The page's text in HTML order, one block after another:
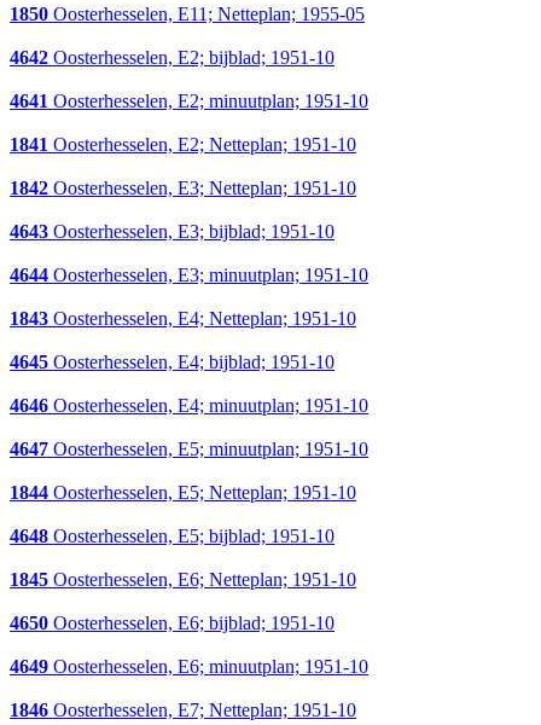
1850 Oosterhesselen, E11; Netteplan; 1955-05
4642 Oosterhesselen, E2; bijblad; 1951-10
4641 Oosterhesselen, E2; minuutplan; 1951-10
1841 Oosterhesselen, E2; Netteplan; 1951-10
1842 Oosterhesselen, E3; Netteplan; 1951-10
4643 Oosterhesselen, E3; bijblad; 1951-10
4644 Oosterhesselen, E3; minuutplan; 1951-10
1843 Oosterhesselen, E4; Netteplan; 1951-10
4645 Oosterhesselen, E4; bijblad; 1951-10
4646 Oosterhesselen, E4; minuutplan; 1951-10
4647 Oosterhesselen, E5; minuutplan; 1951-10
1844 Oosterhesselen, E5; Netteplan; 1951-10
4648 Oosterhesselen, E5; bijblad; 1951-10
1845 Oosterhesselen, E6; Netteplan; 1951-10
4650 Oosterhesselen, E6; bijblad; 1951-10
4649 Oosterhesselen, E6; minuutplan; 1951-10
1846 Oosterhesselen, E7; Netteplan; 1951-10